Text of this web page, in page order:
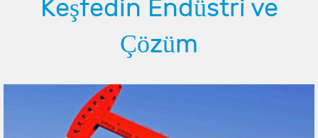
Keşfedin Endüstri ve
Çözüm